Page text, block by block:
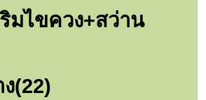
มไขควง+สว่าน
(22)